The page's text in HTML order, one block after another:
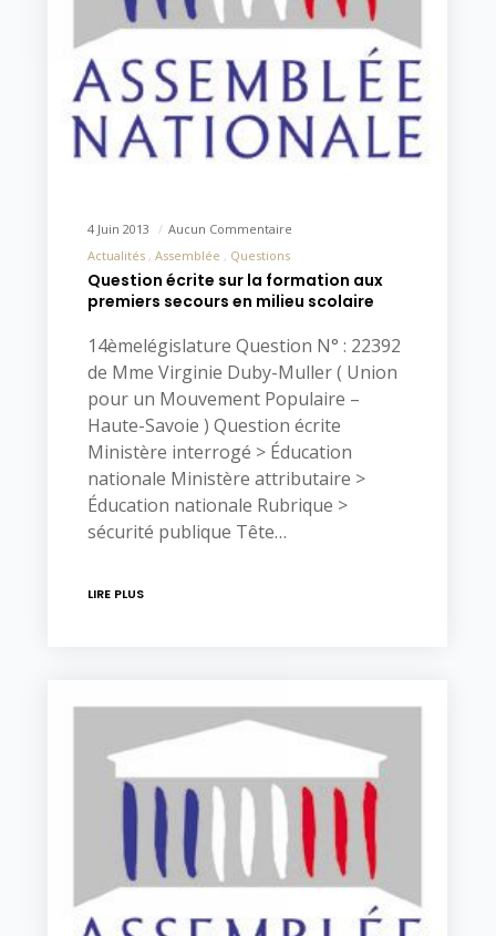
4 Juin 2013
Aucun Commentaire
Actualités
Assemblée Questions
Question écrite sur la formation aux
premiers secours en milieu scolaire
14èmelégislature Question N° : 22392
de Mme Virginie Duby-Muller ( Union
pour un Mouvement Populaire –
Haute-Savoie ) Question écrite
Ministère interrogé > Éducation
nationale Ministère attributaire >
Éducation nationale Rubrique >
sécurité publique Tête…
LIRE PLUS